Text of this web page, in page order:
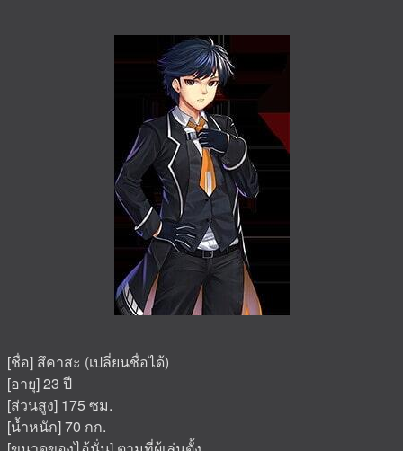
[ชื่อ] สึคาสะ (เปลี่ยนชื่อได้)
[อายุ] 23 ปี
[ส่วนสูง] 175 ซม.
[น้ำหนัก] 70 กก.